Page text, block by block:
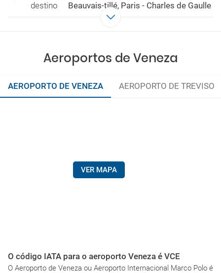
destino
Beauvais-tillé, Paris - Charles de Gaulle
Aeroportos de Veneza
AEROPORTO DE VENEZA AEROPORTO DE TREVISO
VER MAPA
O código IATA para o aeroporto Veneza é VCE
O Aeroporto de Veneza ou Aeroporto Internacional Marco Polo é